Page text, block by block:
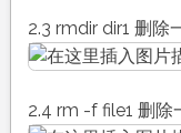
2.3 rmdir dir1 删除
2.4 rm -f file1 删除